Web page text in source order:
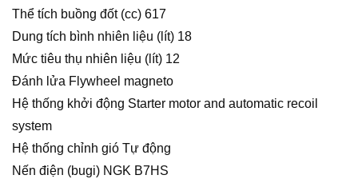
Thể tích buồng đốt (cc) 617
Dung tích bình nhiên liệu (lít) 18
Mức tiêu thụ nhiên liệu (lít) 12
Đánh lửa Flywheel magneto
Hệ thống khởi động Starter motor and automatic recoil
system
Hệ thống chỉnh gió Tự động
Nến điện (bugi) NGK B7HS